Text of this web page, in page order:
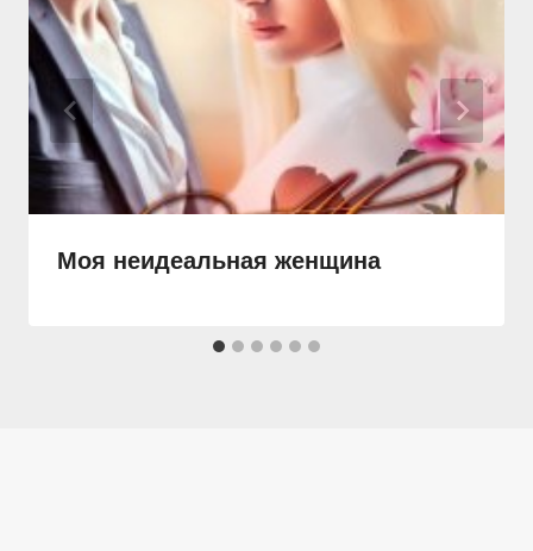
Моя неидеальная женщина